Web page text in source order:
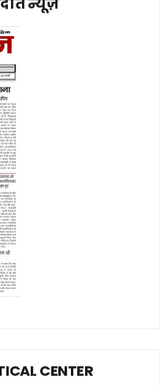
CENTER